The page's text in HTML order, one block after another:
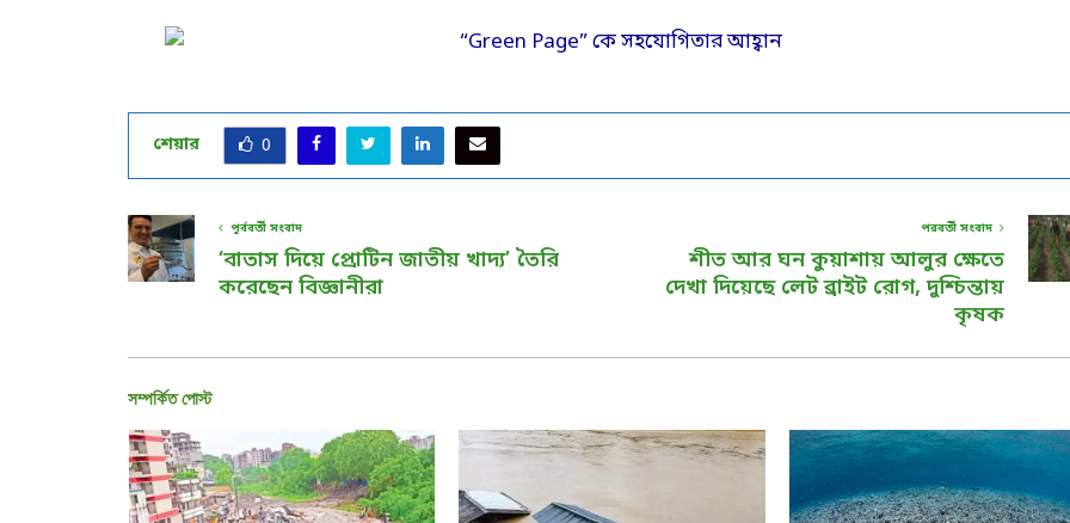
শেয়ার 0
পূর্ববর্তী সংবাদ
‘বাতাস দিয়ে প্রোটিন জাতীয় খাদ্য’ তৈরি
করেছেন বিজ্ঞানীরা
পরবর্তী সংবাদ
শীত আর ঘন কুয়াশায় আলুর ক্ষেতে
দেখা দিয়েছে লেট ব্রাইট রোগ, দুশ্চিন্তায়
কৃষক
সম্পর্কিত পোস্ট